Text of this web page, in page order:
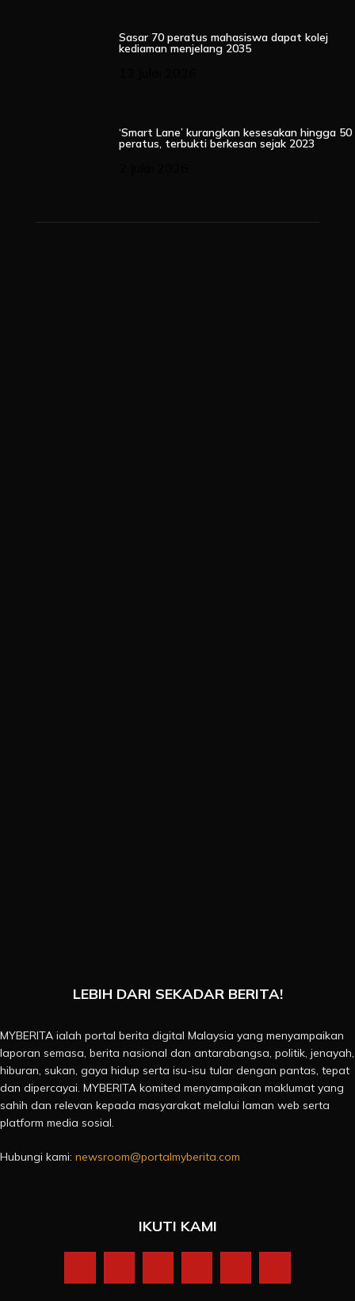
Sasar 70 peratus mahasiswa dapat kolej
kediaman menjelang 2035
‘Smart Lane’ kurangkan kesesakan hingga 50
peratus, terbukti berkesan sejak 2023
LEBIH DARI SEKADAR BERITA!
MYBERITA ialah portal berita digital Malaysia yang menyampaikan
laporan semasa, berita nasional dan antarabangsa, politik, jenayah,
hiburan, sukan, gaya hidup serta isu-isu tular dengan pantas, tepat
dan dipercayai. MYBERITA komited menyampaikan maklumat yang
sahih dan relevan kepada masyarakat melalui laman web serta
platform media sosial.
Hubungi kami: newsroom@portalmyberita.com
IKUTI KAMI